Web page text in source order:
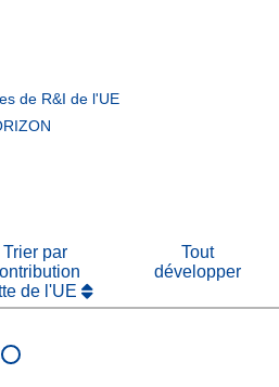
de R&I de l'UE
Trier par
de l'UE
Tout
développer